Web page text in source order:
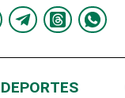
DEPORTES